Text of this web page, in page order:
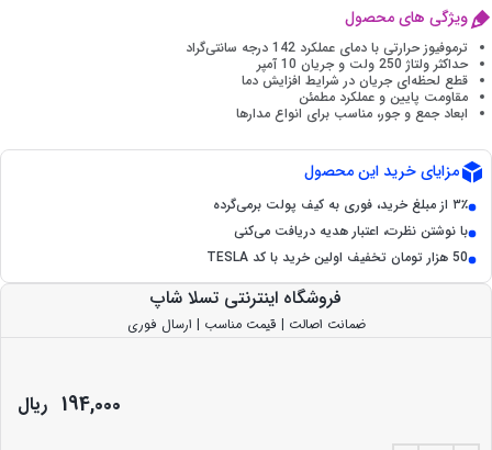
ویژگی های محصول
ترموفیوز حرارتی با دمای عملکرد 142 درجه سانتی‌گراد
حداکثر ولتاژ 250 ولت و جریان 10 آمپر
قطع لحظه‌ای جریان در شرایط افزایش دما
مقاومت پایین و عملکرد مطمئن
ابعاد جمع و جور، مناسب برای انواع مدارها
مزایای خرید این محصول
۳٪ از مبلغ خرید، فوری به کیف پولت برمی‌گرده
با نوشتن نظرت، اعتبار هدیه دریافت می‌کنی
50 هزار تومان تخفیف اولین خرید با کد TESLA
فروشگاه اینترنتی تسلا شاپ
ضمانت اصالت | قیمت مناسب | ارسال فوری
194,000 ریال